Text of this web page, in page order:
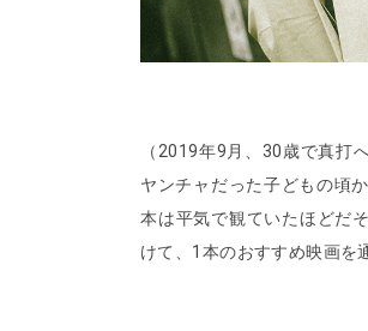
（2019年9月、30歳で真打
ヤンチャだった子どもの頃
本は平気で観ていたほどだ
けて、1本のおすすめ映画を